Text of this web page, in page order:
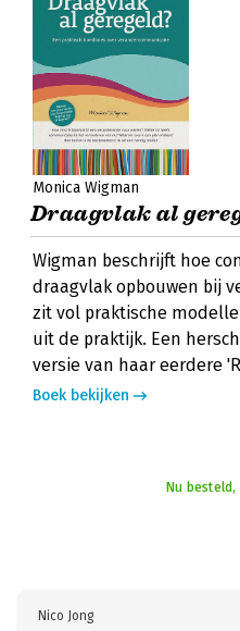
Monica Wigman
Draagvlak al
Wigman beschrijft hoe
draagvlak opbouwen bij
zit vol praktische
uit de praktijk. Een
versie van haar eerdere
Boek bekijken
Nu
Nico Jong